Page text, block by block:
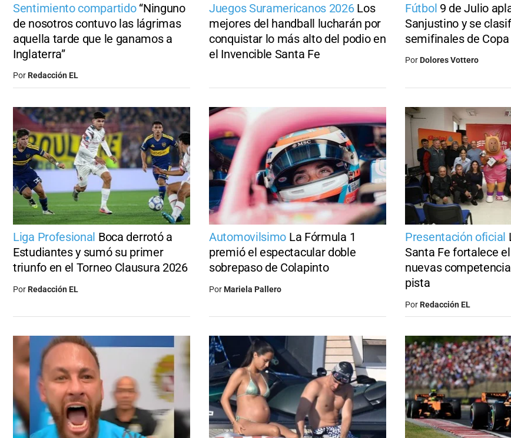
Sentimiento compartido “Ninguno
de nosotros contuvo las lágrimas
aquella tarde que le ganamos a
Inglaterra”
PorRedacción EL
Juegos Suramericanos 2026 Los
mejores del handball lucharán por
conquistar lo más alto del podio en
el Invencible Santa Fe
Fútbol 9 de Julio
Sanjustino y se
semifinales de
PorDolores Vottero
Liga Profesional Boca derrotó a
Estudiantes y sumó su primer
triunfo en el Torneo Clausura 2026
PorRedacción EL
Automovilsimo La Fórmula 1
premió el espectacular doble
sobrepaso de Colapinto
PorMariela Pallero
Presentación oficial
Santa Fe fortalece
nuevas
pista
PorRedacción EL